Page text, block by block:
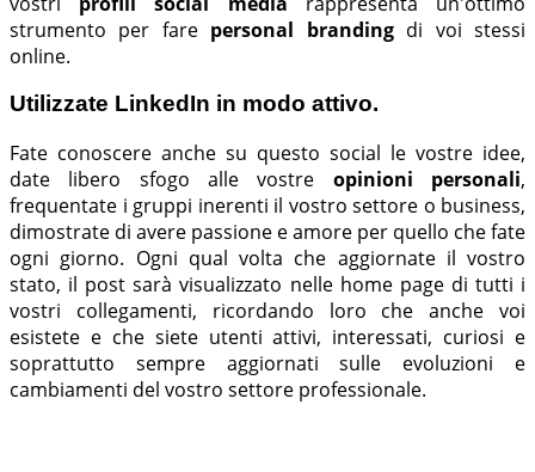
strumento per fare personal brandingdi voi stessi
online.
Utilizzate LinkedIn in modo attivo.
Fate conoscere anche su questo social le vostre idee,
date libero sfogo alle vostre opinioni personali,
frequentate i gruppi inerenti il vostro settore o business,
dimostrate di avere passione e amore per quello che fate
ogni giorno. Ogni qual volta che aggiornate il vostro
stato, il post sarà visualizzato nelle home page di tutti i
vostri collegamenti, ricordando loro che anche voi
esistete e che siete utenti attivi, interessati, curiosi e
soprattutto sempre aggiornati sulle evoluzioni e
cambiamenti del vostro settore professionale.